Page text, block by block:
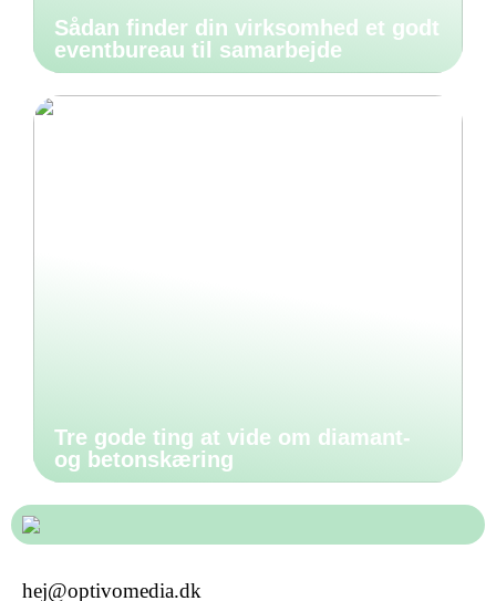
Sådan finder din virksomhed et godt
eventbureau til samarbejde
Tre gode ting at vide om diamant-
og betonskæring
hej@optivomedia.dk